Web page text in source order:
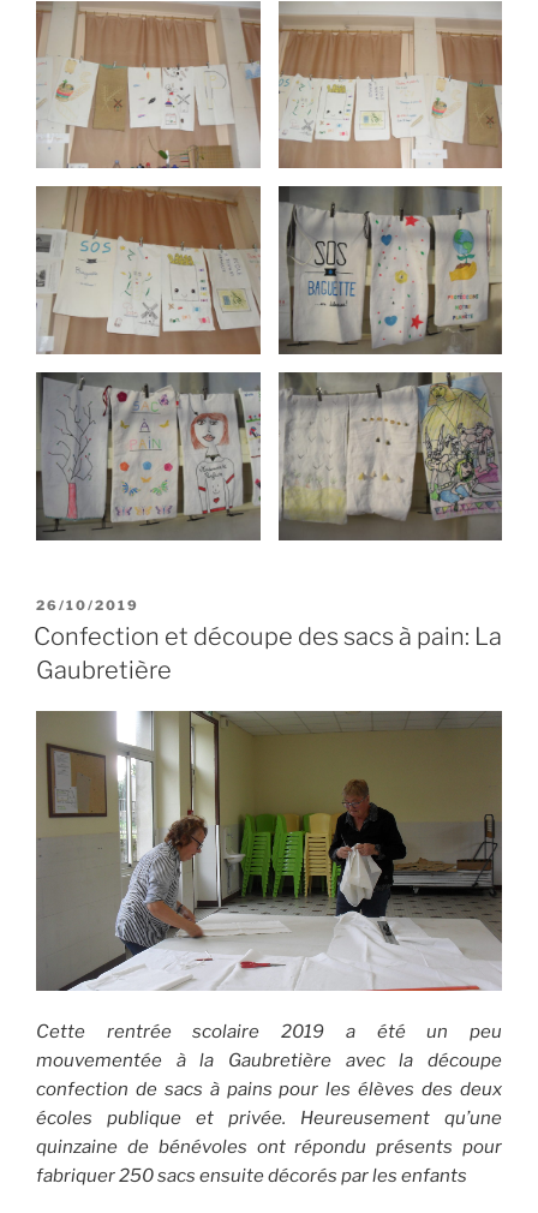
PUBLIÉ
LE
26/10/2019
Confection et découpe des sacs à pain: La
Gaubretière
Cette rentrée scolaire 2019 a été un peu
mouvementée à la Gaubretière avec la découpe
confection de sacs à pains pour les élèves des deux
écoles publique et privée. Heureusement qu’une
quinzaine de bénévoles ont répondu présents pour
fabriquer 250 sacs ensuite décorés par les enfants